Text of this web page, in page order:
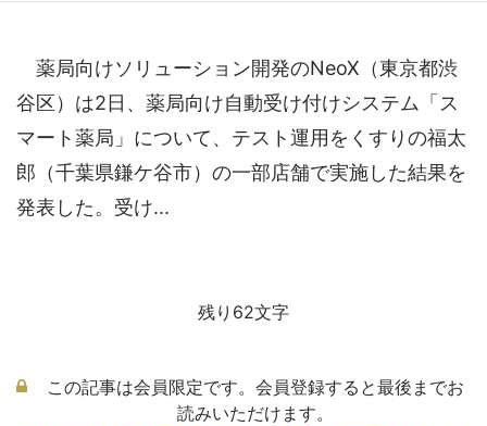
薬局向けソリューション開発のNeoX（東京都渋
谷区）は2日、薬局向け自動受け付けシステム「ス
マート薬局」について、テスト運用をくすりの福太
郎（千葉県鎌ケ谷市）の一部店舗で実施した結果を
発表した。受け...
残り62文字
この記事は会員限定です。会員登録すると最後までお
読みいただけます。